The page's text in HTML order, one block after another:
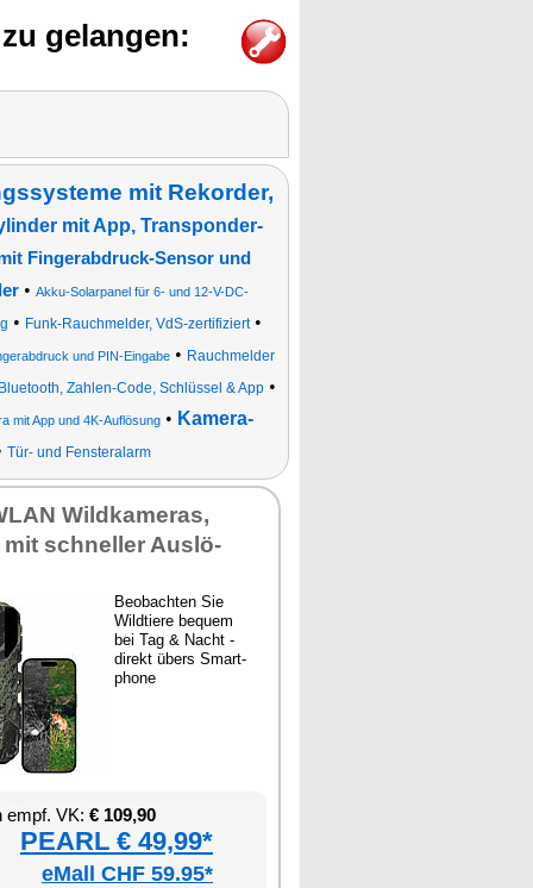
gelangen:
mit Rekorder,
mit App, Transponder-
Fingerabdruck-Sensor und
• Akku-Solarpanel für 6- und 12-V-DC-
• Funk-Rauchmelder, VdS-zertifiziert•
und PIN-Eingabe• Rauchmelder
Zahlen-Code, Schlüssel & App •
mit App und 4K-Auflösung• Kamera-
Tür- und Fensteralarm
Wild­ka­me­ras,
mit schnel­ler Aus­lö­
Be­ob­ach­ten Sie
Wild­tie­re be­quem
bei Tag & Nacht -
di­rekt übers Smart­
pho­ne
empf. VK: € 109,90
PEARL € 49,99*
eMall CHF 59.95*